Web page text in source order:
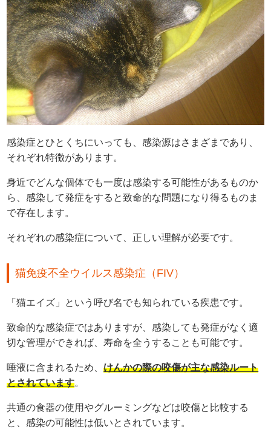
感染症とひとくちにいっても、感染源はさまざまであり、
それぞれ特徴があります。
身近でどんな個体でも一度は感染する可能性があるものか
ら、感染して発症をすると致命的な問題になり得るものま
で存在します。
それぞれの感染症について、正しい理解が必要です。
猫免疫不全ウイルス感染症（FIV）
「猫エイズ」という呼び名でも知られている疾患です。
致命的な感染症ではありますが、感染しても発症がなく適
切な管理ができれば、寿命を全うすることも可能です。
唾液に含まれるため、けんかの際の咬傷が主な感染ルート
とされています。
共通の食器の使用やグルーミングなどは咬傷と比較する
と、感染の可能性は低いとされています。